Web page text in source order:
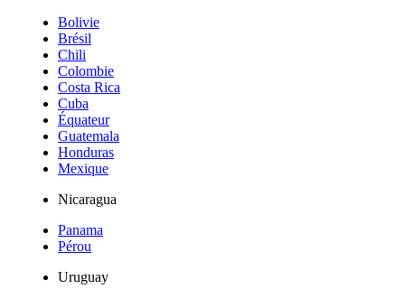
Bolivie
Brésil
Chili
Colombie
Costa Rica
Cuba
Équateur
Guatemala
Honduras
Mexique
Nicaragua
Panama
Pérou
Uruguay